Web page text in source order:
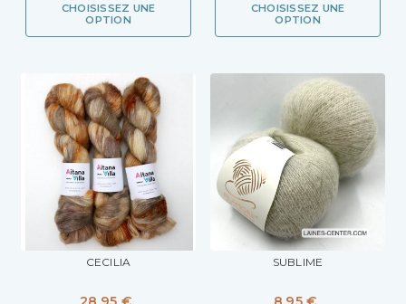
CHOISISSEZ UNE
OPTION
CHOISISSEZ UNE
OPTION
CECILIA SUBLIME